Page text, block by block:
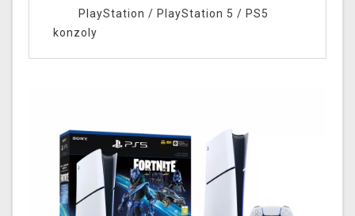
PlayStation / PlayStation 5 / PS5
konzoly